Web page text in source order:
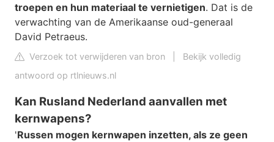
troepen en hun materiaal te vernietigen. Dat is de
verwachting van de Amerikaanse oud-generaal
David Petraeus.
Verzoek tot verwijderen van bron
Bekijk volledig
antwoord op rtlnieuws.nl
Kan Rusland Nederland aanvallen met
kernwapens?
'Russen mogen kernwapen inzetten, als ze geen